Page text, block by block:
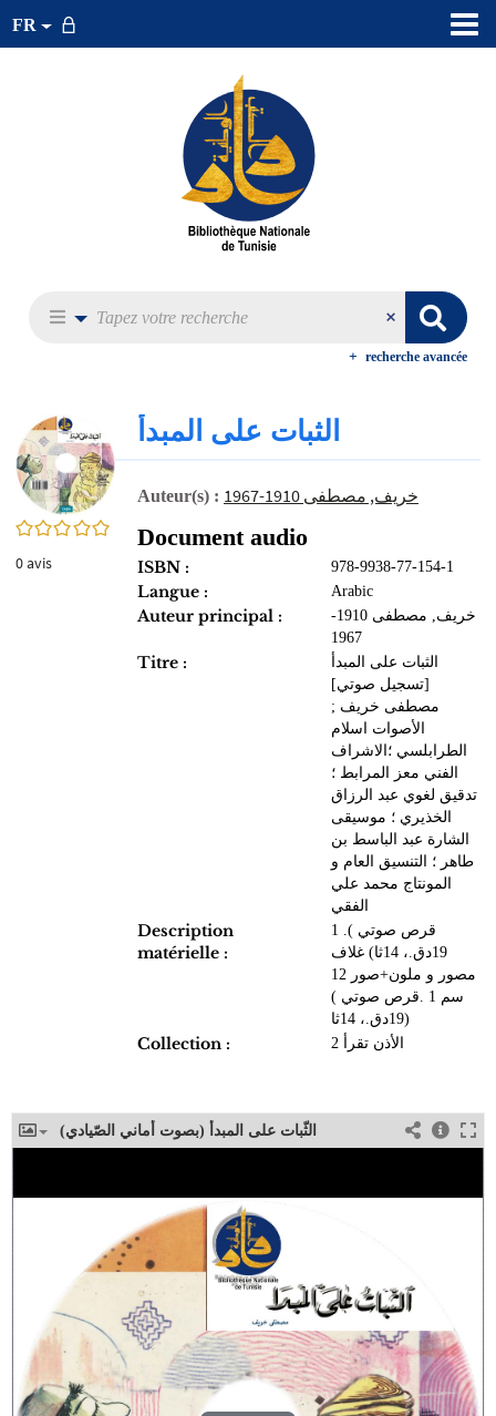
FR
recherche avancée
0/5
0avis
الثبات على المبدأ
Auteur(s) : خريف, مصطفى 1910-1967
Document audio
ISBN : 978-9938-77-154-1
Langue : Arabic
Auteur principal :
خريف, مصطفى 1910-
1967
Titre :
الثبات على المبدأ
[تسجيل صوتي]
مصطفى خريف ;
الأصوات اسلام
الطرابلسي ؛الاشراف
الفني معز المرابط ؛
تدقيق لغوي عبد الرزاق
الخذيري ؛ موسيقى
الشارة عبد الباسط بن
طاهر ؛ التنسيق العام و
المونتاج محمد علي
الفقي
Description
matérielle :
1 .قرص صوتي )
19دق.، 14ثا) غلاف
مصور و ملون+صور 12
سم 1 .قرص صوتي )
19دق.، 14ثا)
Collection : الأذن تقرأ 2
الثّبات على المبدأ (بصوت أماني الصّيادي)